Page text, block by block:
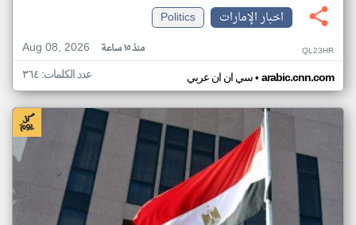
اخبار الإمارات
Politics
Aug 08, 2026
منذ ١٥ ساعة QL23HR
سي ان ان عربي• arabic.cnn.com عدد الكلمات: ٣٦٤